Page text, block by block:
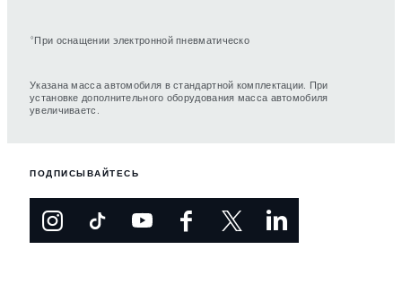
⬨При оснащении электронной пневматическо
Указана масса автомобиля в стандартной комплектации. При
установке дополнительного оборудования масса автомобиля
увеличиваетс.
ПОДПИСЫВАЙТЕСЬ